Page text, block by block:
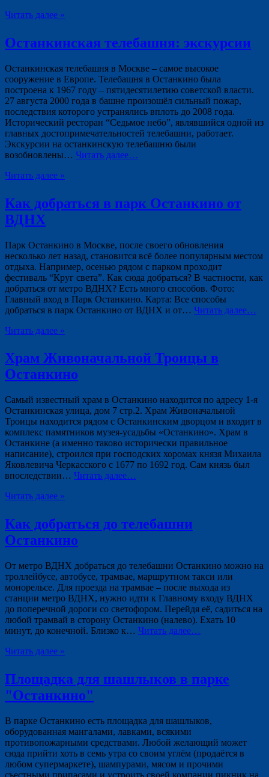
Читать далее »
Останкинская телебашня: экскурсии
Останкинская телебашня в Москве – самое высокое
сооружение в Европе. Телебашня в Останкино была
построена к 1967 году – пятидесятилетию советской власти.
27 августа 2000 года в башне произошёл сильный пожар,
последствия которого устранялись вплоть до 2008 года.
Исторический ресторан “Седьмое небо”, являвшийся одной из
главных достопримечательностей телебашни, работает.
Экскурсии на останкинскую телебашню были
возобновлены… Читать далее…
Читать далее »
Как добраться в парк Останкино от
ВДНХ
Парк Останкино в Москве, после своего обновления
несколько лет назад, становится всё более популярным местом
отдыха. Например, осенью рядом с парком проходит
фестиваль “Круг света”. Как сюда добраться? В частности, как
добраться от метро ВДНХ? Есть много способов. Фото:
Главный вход в Парк Останкино. Карта: Все способы
добраться в парк Останкино от ВДНХ и от… Читать далее…
Читать далее »
Храм Живоначальной Троицы в
Останкино
Самый известный храм в Останкино находится по адресу 1-я
Останкинская улица, дом 7 стр.2. Храм Живоначальной
Троицы находится рядом с Останкинским дворцом и входит в
комплекс памятников музея-усадьбы «Останкино». Храм в
Останкине (а именно таково исторически правильное
написание), строился при господских хоромах князя Михаила
Яковлевича Черкасского с 1677 по 1692 год. Сам князь был
впоследствии… Читать далее…
Читать далее »
Как добраться до телебашни
Останкино
От метро ВДНХ добраться до телебашни Останкино можно на
троллейбусе, автобусе, трамвае, маршрутном такси или
монорельсе. Для проезда на трамвае – после выхода из
станции метро ВДНХ, нужно идти к Главному входу ВДНХ
до поперечной дороги со светофором. Перейдя её, садиться на
любой трамвай в сторону Останкино (налево). Ехать 10
минут, до конечной. Близко к… Читать далее…
Читать далее »
Площадка для шашлыков в парке
"Останкино"
В парке Останкино есть площадка для шашлыков,
оборудованная мангалами, лавками, всякими
противопожарными средствами. Любой желающий может
сюда прийти хоть в семь утра со своим углём (продаётся в
любом супермаркете), шампурами, мясом и прочими
съестными припасами и устроить своей компании пикник на